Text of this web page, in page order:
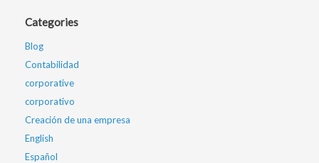
Categories
Blog
Contabilidad
corporative
corporativo
Creación de una empresa
English
Español